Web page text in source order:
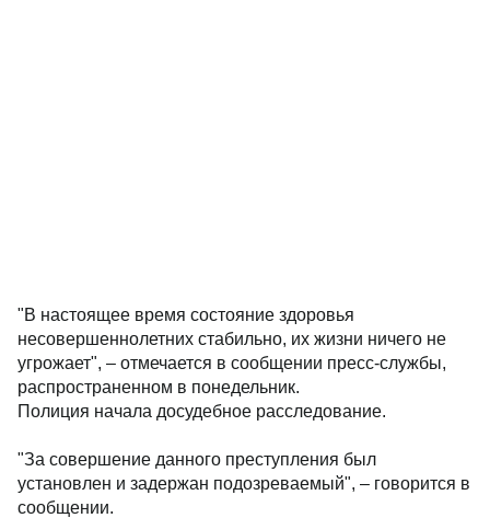
"В настоящее время состояние здоровья
несовершеннолетних стабильно, их жизни ничего не
угрожает", – отмечается в сообщении пресс-службы,
распространенном в понедельник.
Полиция начала досудебное расследование.
"За совершение данного преступления был
установлен и задержан подозреваемый", – говорится в
сообщении.